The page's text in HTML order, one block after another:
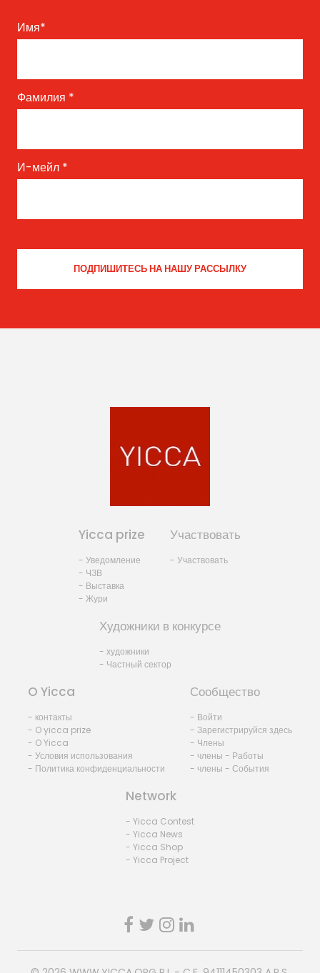
Имя*
Фамилия *
И-мейл *
Yicca prize
- Уведомление
- ЧЗВ
- Выставка
- Жури
Участвовать
- Участвовать
Художники в конкурсе
- художники
- Частный сектор
O Yicca
- контакты
- O yicca prize
- O Yicca
- Условия использования
- Политика конфиденциальности
Сообщество
- Войти
- Зарегистрируйся здесь
- Члены
- члены - Работы
- члены - События
Network
- Yicca Contest
- Yicca News
- Yicca Shop
- Yicca Project